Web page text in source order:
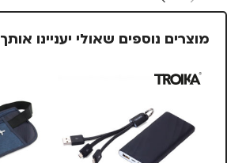
מוצרים נוספים שאולי יעניינו אותך